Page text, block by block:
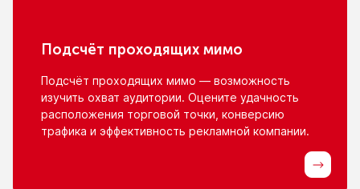
Подсчёт проходящих мимо
Подсчёт проходящих мимо — возможность
изучить охват аудитории. Оцените удачность
расположения торговой точки, конверсию
трафика и эффективность рекламной компании.